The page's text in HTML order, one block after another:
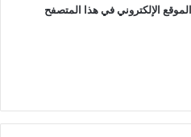
الإلكتروني في هذا المتصفح